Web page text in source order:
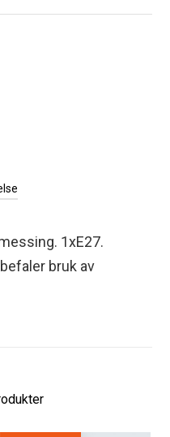
1xE27.
bruk av